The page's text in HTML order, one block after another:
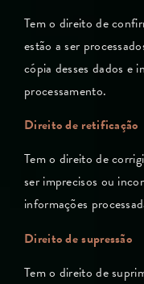
Tem o direito de
estão a ser
cópia desses dados e
processamento.
Direito de retificação
Tem o direito de
ser imprecisos ou
informações
Direito de supressão
Tem o direito de